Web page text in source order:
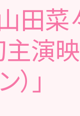
田菜
演映
」